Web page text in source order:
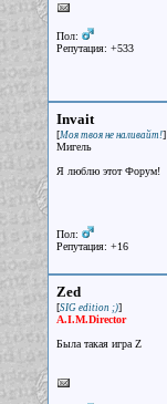
Пол:
Репутация: +533
Invait
[Моя твоя не наливайт!]
Мигель
Я люблю этот Форум!
Пол:
Репутация: +16
Zed
[SIG edition ;)]
A.I.M.Director
Была такая игра Z